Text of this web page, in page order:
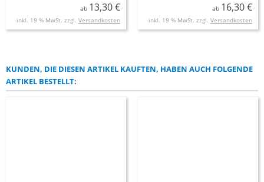
ab 13,30 €
inkl. 19 % MwSt. zzgl. Versandkosten
ab 16,30 €
inkl. 19 % MwSt. zzgl. Versandkosten
KUNDEN, DIE DIESEN ARTIKEL KAUFTEN, HABEN AUCH FOLGENDE
ARTIKEL BESTELLT: